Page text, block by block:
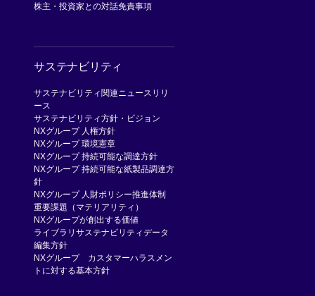
株主・投資家との対話免責事項
サステナビリティ
サステナビリティ関連ニュースリリ
ース
サステナビリティ方針・ビジョン
NXグループ 人権方針
NXグループ 環境憲章
NXグループ 持続可能な調達方針
NXグループ 持続可能な紙製品調達方
針
NXグループ 人財ポリシー推進体制
重要課題（マテリアリティ）
NXグループが創出する価値
ライブラリ サステナビリティデータ
編集方針
NXグループ カスタマーハラスメン
トに対する基本方針